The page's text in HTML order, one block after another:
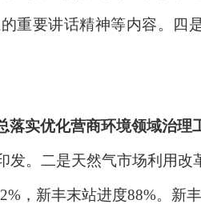
重要讲话精神等内容。四
实优化营商环境领域治理
发。二是天然气市场利用改
，新丰末站进度88%。新